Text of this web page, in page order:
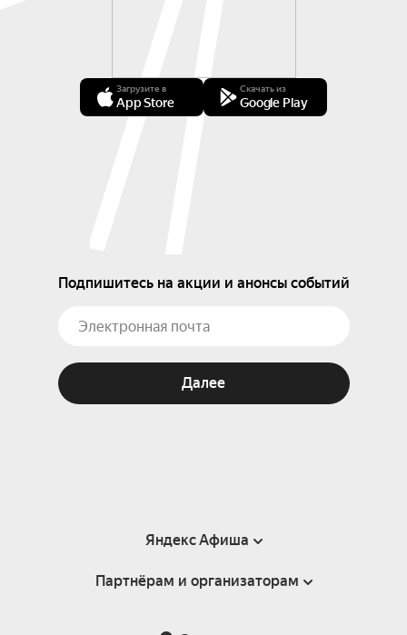
Загрузите в
App Store
Скачать из
Google Play
Подпишитесь на акции и анонсы событий
Далее
Яндекс Афиша
Справка
Партнёрам и организаторам